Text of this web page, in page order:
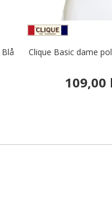
Clique Basic dame
109,00